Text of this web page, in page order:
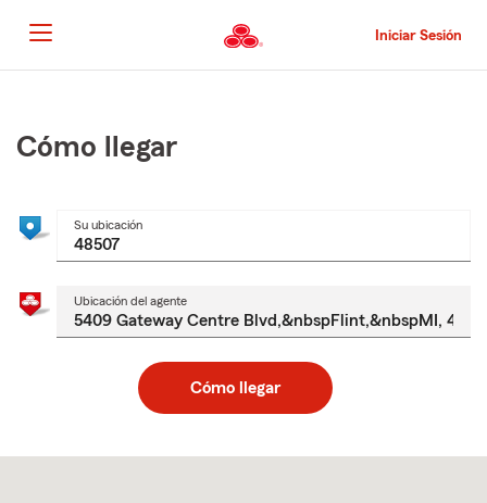
al
contenido
principal
Iniciar Sesión
principal
Cómo llegar
Su ubicación
Ubicación del agente
Cómo llegar
to